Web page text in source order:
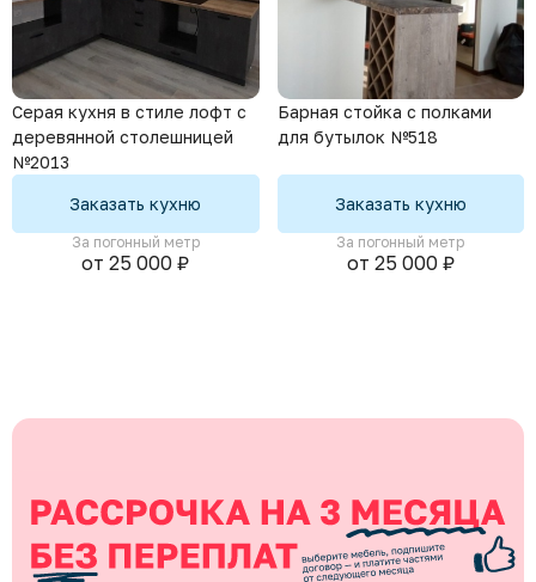
Серая кухня в стиле лофт с
деревянной столешницей
№2013
Заказать кухню
За погонный метр
от 25 000 ₽
Барная стойка с полками
для бутылок №518
Заказать кухню
За погонный метр
от 25 000 ₽